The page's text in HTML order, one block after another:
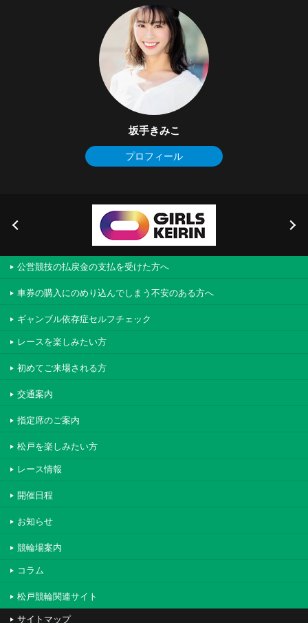
坂手きみこ
プロフィール
公営競技の払戻金の支払を受けた方へ
車券の購入にのめり込んでしまう不安のある方へ
ギャンブル依存症セルフチェック
レースを楽しみたい方
初めてご来場される方
交通案内
指定席のご案内
松戸を楽しみたい方
レース情報
開催日程
お知らせ
競輪場案内
コラム
松戸競輪関連サイト
サイトマップ